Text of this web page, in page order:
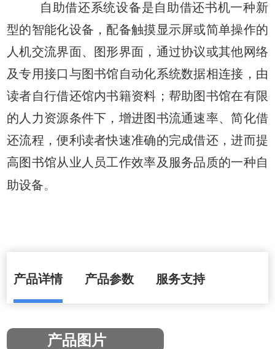
自助借还系统设备是自助借还书机一种新
型的智能化设备，配备触摸显示屏或简单操作的
人机交流界面、图形界面，通过协议或其他网络
及专用接口与图书馆自动化系统数据相连接，由
读者自行借还馆内书籍资料；帮助图书馆在有限
的人力资源条件下，增进图书流通速率、简化借
还流程，便利读者快速准确的完成借还，进而提
高图书馆从业人员工作效率及服务品质的一种自
助设备。
产品详情 产品参数 服务支持
产品图片